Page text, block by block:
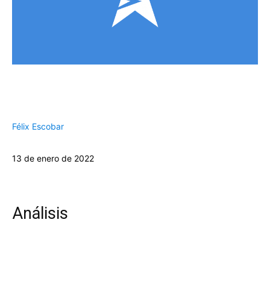
Félix Escobar
13 de enero de 2022
Análisis